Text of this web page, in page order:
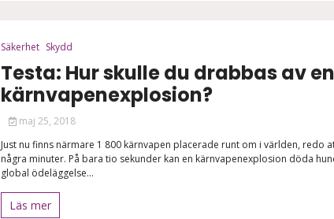
Säkerhet Skydd
Testa: Hur skulle du drabbas av en
kärnvapenexplosion?
maj 25, 2018
Just nu finns närmare 1 800 kärnvapen placerade runt om i världen, redo
några minuter. På bara tio sekunder kan en kärnvapenexplosion döda
global ödeläggelse...
Läs mer